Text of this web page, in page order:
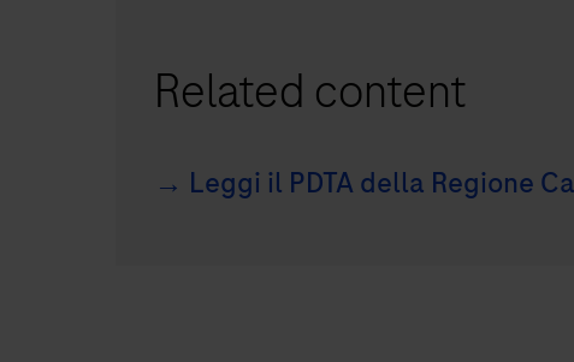
Related content
→ Leggi il PDTA della Regione